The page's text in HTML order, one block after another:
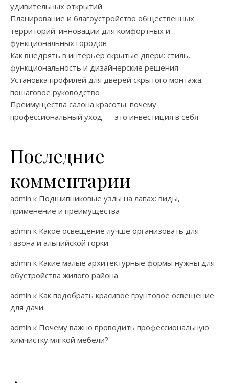
удивительных открытий
Планирование и благоустройство общественных
территорий: инновации для комфортных и
функциональных городов
Как внедрять в интерьер скрытые двери: стиль,
функциональность и дизайнерские решения
Установка профилей для дверей скрытого монтажа:
пошаговое руководство
Преимущества салона красоты: почему
профессиональный уход — это инвестиция в себя
Последние
комментарии
admin к Подшипниковые узлы на лапах: виды,
применение и преимущества
admin к Какое освещение лучше организовать для
газона и альпийской горки
admin к Какие малые архитектурные формы нужны для
обустройства жилого района
admin к Как подобрать красивое грунтовое освещение
для дачи
admin к Почему важно проводить профессиональную
химчистку мягкой мебели?